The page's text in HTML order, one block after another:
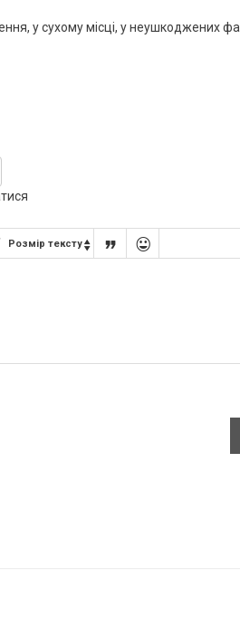
у сухому місці, у неушкоджених
Розмір тексту  